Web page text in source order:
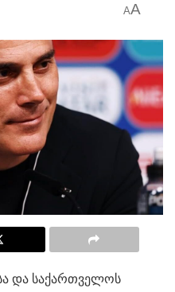
AA
და საქართველოს